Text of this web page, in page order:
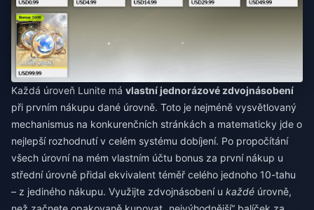
Každá úroveň Lunite má vlastní jednorázové zdvojnásobení
při prvním nákupu dané úrovně. Toto je nejméně vysvětlovaný
mechanismus na konkurenčních stránkách a matematicky jde o
nejlepší rozhodnutí v celém systému dobíjení. Po propočítání
všech úrovní na mém vlastním účtu bonus za první nákup u
střední úrovně přidal ekvivalent téměř celého jednoho 10-tahu
– z jediného nákupu. Využijte zdvojnásobení u každé úrovně,